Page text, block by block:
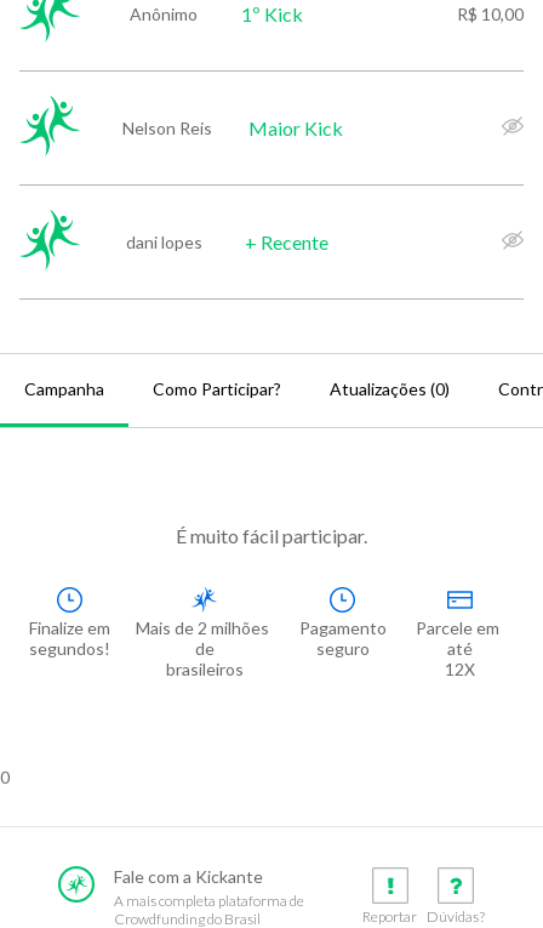
Campanha Como Participar? Atualizações (0)
É muito fácil participar.
Finalize em
segundos!
Mais de 2 milhões
de
brasileiros
Pagamento
seguro
Parcele em
até
12X
0
Fale com a Kickante
A mais completa plataforma de
Crowdfunding do Brasil
Reportar Dúvidas?
Anônimo 1º Kick R$ 10,00
Nelson Reis Maior Kick
dani lopes + Recente